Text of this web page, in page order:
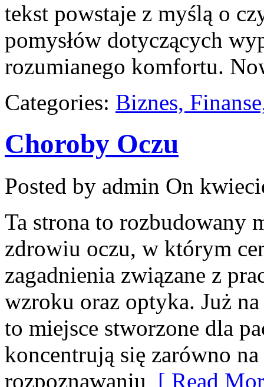
tekst powstaje z myślą o
pomysłów dotyczących
rozumianego komfortu.
Categories: Biznes,
Choroby Oczu
Posted by admin On
Ta strona to rozbudowany
zdrowiu oczu, w którym
zagadnienia związane z
wzroku oraz optyka. Już
to miejsce stworzone dla
koncentrują się zarówno
rozpoznawaniu [ Read